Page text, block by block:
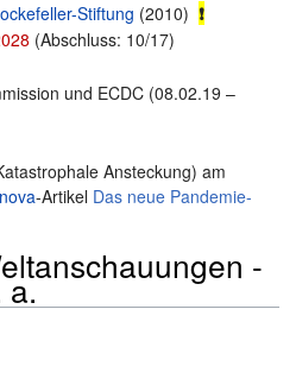
Stiftung (2010) ❗
(Abschluss: 10/17)
und ECDC (08.02.19 –
Ansteckung) am
-Artikel Das neue Pandemie-
-
a.